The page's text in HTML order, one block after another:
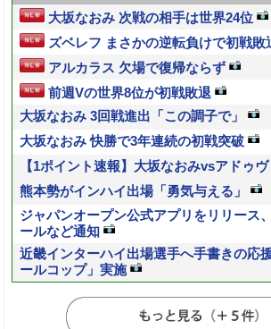
大坂なおみ 次戦の相手は世界24位
ズベレフ まさかの逆転負けで初戦敗
アルカラス 欠場で復帰ならず
前週Vの世界8位が初戦敗退
大坂なおみ 3回戦進出「この調子で」
大坂なおみ 快勝で3年連続の初戦突破
【1ポイント速報】大坂なおみvsアドゥ
熊本勢がインハイ出場「勇気与える」
ジャパンオープン公式アプリをリリース
ールなど通知
近畿インターハイ出場選手へ手書きの応
ールコップ」実施